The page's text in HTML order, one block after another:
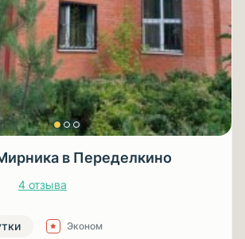
в Переделкино
4 отзыва
Эконом